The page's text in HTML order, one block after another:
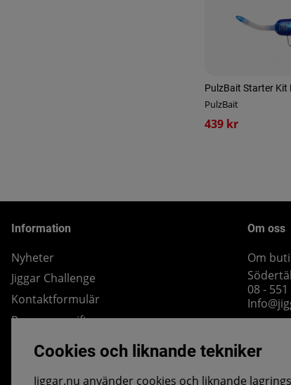
PulzBait Starter Kit
PulzBait
439 kr
Information
Nyheter
Jiggar Challenge
Kontaktformulär
Personuppgifter
Cookies
Om oss
Om
08 -
Cookies och liknande tekniker
Jiggar.nu använder cookies och liknande